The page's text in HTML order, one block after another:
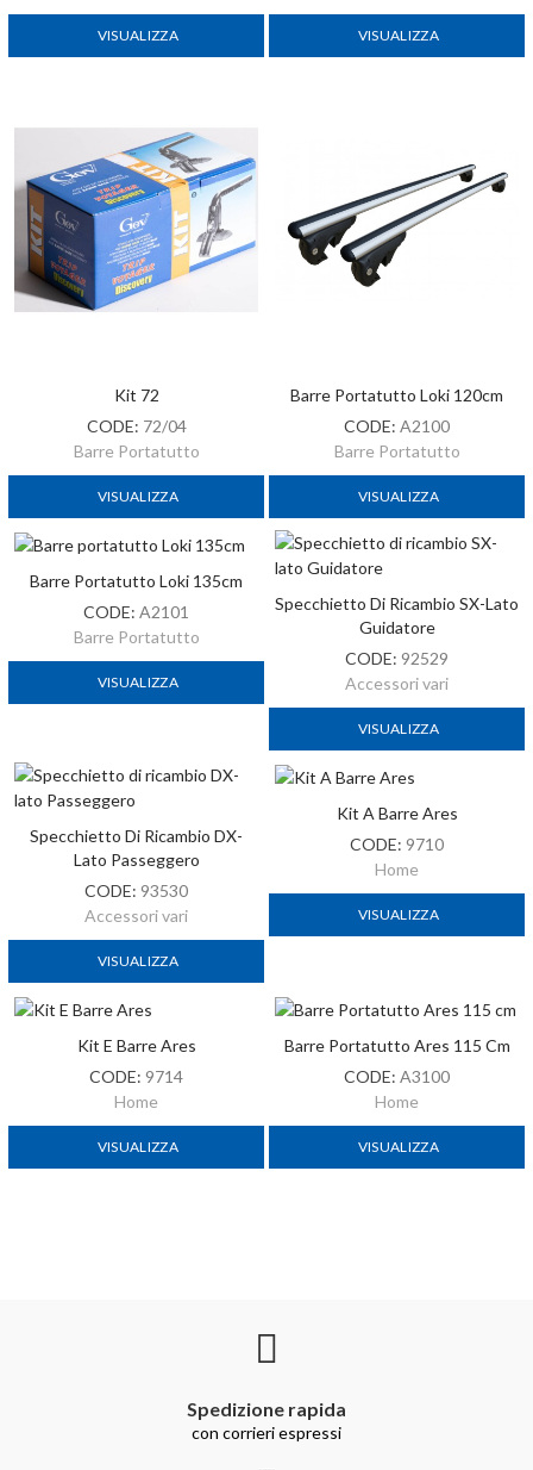
VISUALIZZA VISUALIZZA
Kit 72
CODE: 72/04
Barre Portatutto
VISUALIZZA
Barre Portatutto Loki 120cm
CODE: A2100
Barre Portatutto
VISUALIZZA
Barre Portatutto Loki 135cm
CODE: A2101
Barre Portatutto
VISUALIZZA
Specchietto Di Ricambio SX-Lato
Guidatore
CODE: 92529
Accessori vari
VISUALIZZA
Specchietto Di Ricambio DX-
Lato Passeggero
CODE: 93530
Accessori vari
VISUALIZZA
Kit A Barre Ares
CODE: 9710
Home
VISUALIZZA
Kit E Barre Ares
CODE: 9714
Home
VISUALIZZA
Barre Portatutto Ares 115 Cm
CODE: A3100
Home
VISUALIZZA
Spedizione rapida
con corrieri espressi